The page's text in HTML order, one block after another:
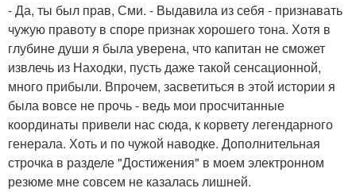
- Да, ты был прав, Сми. - Выдавила из себя - признавать
чужую правоту в споре признак хорошего тона. Хотя в
глубине души я была уверена, что капитан не сможет
извлечь из Находки, пусть даже такой сенсационной,
много прибыли. Впрочем, засветиться в этой истории я
была вовсе не прочь - ведь мои просчитанные
координаты привели нас сюда, к корвету легендарного
генерала. Хоть и по чужой наводке. Дополнительная
строчка в разделе "Достижения" в моем электронном
резюме мне совсем не казалась лишней.